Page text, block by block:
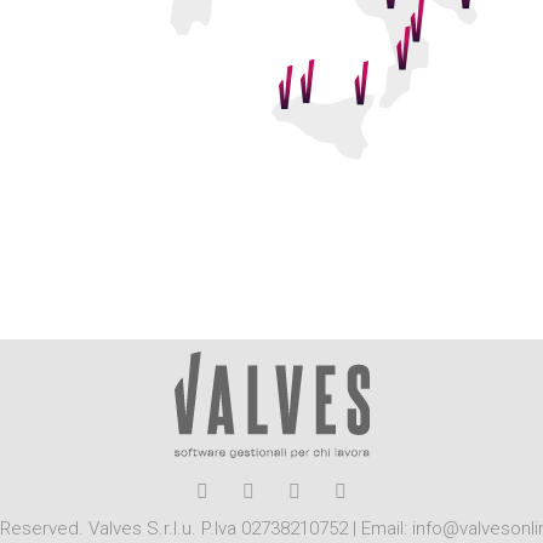
Valves S.r.l.u. P.Iva 02738210752 | Email: